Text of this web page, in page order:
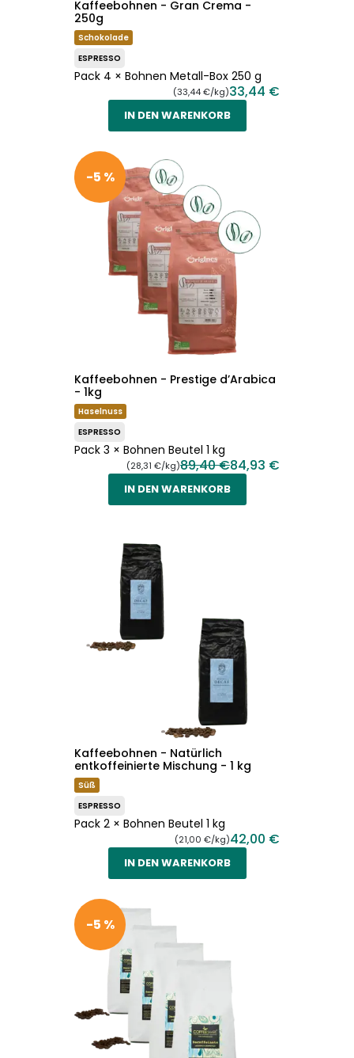
Kaffeebohnen - Gran Crema -
250g
Schokolade
ESPRESSO
Pack 4 × Bohnen Metall-Box 250 g
(33,44 €/kg)33,44 €
IN DEN WARENKORB
-5 %
Kaffeebohnen - Prestige d’Arabica
- 1kg
Haselnuss
ESPRESSO
Pack 3 × Bohnen Beutel 1 kg
(28,31 €/kg)89,40 €84,93 €
IN DEN WARENKORB
Kaffeebohnen - Natürlich
entkoffeinierte Mischung - 1 kg
Süß
ESPRESSO
Pack 2 × Bohnen Beutel 1 kg
(21,00 €/kg)42,00 €
IN DEN WARENKORB
-5 %